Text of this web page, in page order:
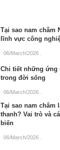
Tại sao nam châm
lĩnh vực công
06/March/2026
Chi tiết những ứng
trong đời sống
06/March/2026
Tại sao nam châm
thanh? Vai trò và
biến
06/March/2026